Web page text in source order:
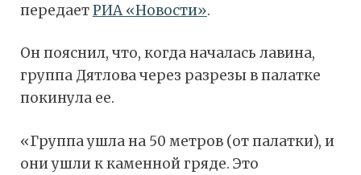
передаетРИА «Новости».
Он пояснил, что, когда началась лавина,
группа Дятлова через разрезы в палатке
покинула ее.
«Группа ушла на 50 метров (от палатки), и
они ушли к каменной гряде. Это